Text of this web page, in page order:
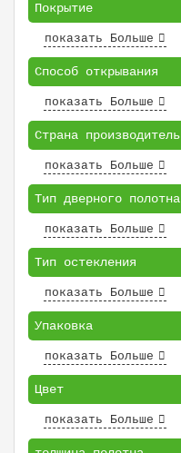
Покрытие
показать Больше
Способ открывания
показать Больше
Страна производитель
показать Больше
Тип дверного полотна
показать Больше
Тип остекления
показать Больше
Упаковка
показать Больше
Цвет
показать Больше